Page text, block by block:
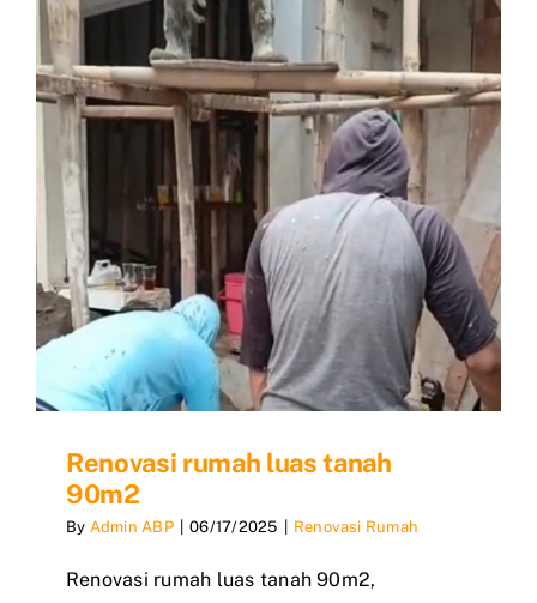
Renovasi rumah luas tanah
90m2
By Admin ABP 06/17/2025 Renovasi Rumah
Renovasi rumah luas tanah 90m2,